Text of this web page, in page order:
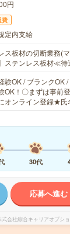
円
費
定内支給
ス板材の切断業務(
ステンレス板材≪
験OK / ブランクOK
！〇まずは事前
オンライン登録★
30代
応募へ進む
式会社綜合キャリアオプシ